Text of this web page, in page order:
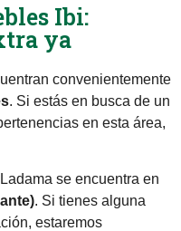
Ibi:
ya
convenientemente
. Si estás en busca de un
en esta área,
se encuentra en
. Si tienes alguna
estaremos